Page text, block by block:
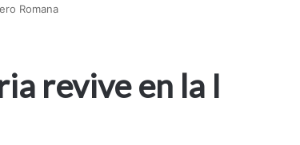
Romana
revive en la I